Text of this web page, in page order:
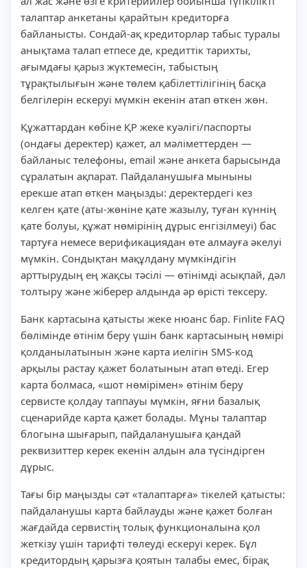
талаптар анкетаны қарайтын кредиторға
байланысты. Сондай-ақ кредиторлар табыс туралы
анықтама талап етпесе де, кредиттік тарихты,
ағымдағы қарыз жүктемесін, табыстың
тұрақтылығын және төлем қабілеттілігінің басқа
белгілерін ескеруі мүмкін екенін атап өткен жөн.
Құжаттардан көбіне ҚР жеке куәлігі/паспорты
(ондағы деректер) қажет, ал мәліметтерден —
байланыс телефоны, email және анкета барысында
сұралатын ақпарат. Пайдаланушыға мыныны
ерекше атап өткен маңызды: деректердегі кез
келген қате (аты-жөніне қате жазылу, туған күннің
қате болуы, құжат нөмірінің дұрыс енгізілмеуі) бас
тартуға немесе верификациядан өте алмауға әкелуі
мүмкін. Сондықтан мақұлдану мүмкіндігін
арттырудың ең жақсы тәсілі — өтінімді асықпай, дәл
толтыру және жіберер алдында әр өрісті тексеру.
Банк картасына қатысты жеке нюанс бар. Finlite FAQ
бөлімінде өтінім беру үшін банк картасының нөмірі
қолданылатынын және карта иелігін SMS-код
арқылы растау қажет болатынын атап өтеді. Егер
карта болмаса, «шот нөмірімен» өтінім беру
сервисте қолдау таппауы мүмкін, яғни базалық
сценарийде карта қажет болады. Мұны талаптар
блогына шығарып, пайдаланушыға қандай
реквизиттер керек екенін алдын ала түсіндірген
дұрыс.
Тағы бір маңызды сәт «талаптарға» тікелей қатысты:
пайдаланушы карта байлауды және қажет болған
жағдайда сервистің толық функционалына қол
жеткізу үшін тарифті төлеуді ескеруі керек. Бұл
кредитордың қарызға қоятын талабы емес, бірақ